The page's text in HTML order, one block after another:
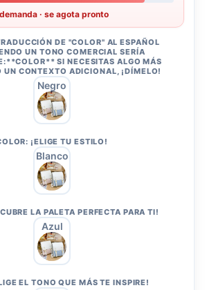
· se agota pronto
DE "COLOR" AL ESPAÑOL
UN TONO COMERCIAL SERÍA
SI NECESITAS ALGO MÁS
UN CONTEXTO ADICIONAL, ¡DÍMELO!
Negro
¡ELIGE TU ESTILO!
Blanco
LA PALETA PERFECTA PARA TI!
Azul
EL TONO QUE MÁS TE INSPIRE!